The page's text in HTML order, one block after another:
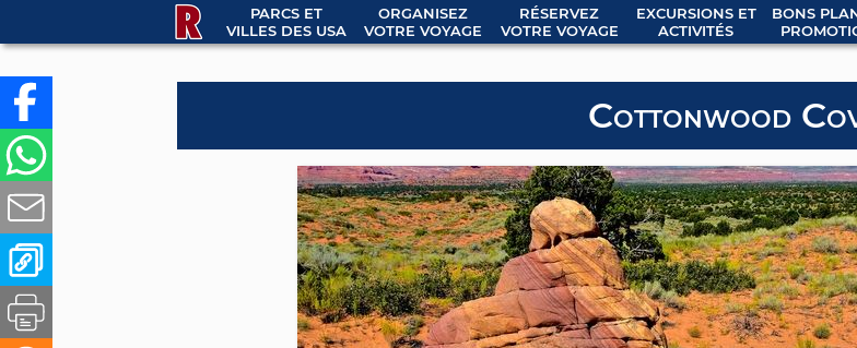
PARCS ET
VILLES DES USA
ORGANISEZ
VOTRE VOYAGE
RÉSERVEZ
VOTRE VOYAGE
EXCURSIONS ET
ACTIVITÉS
BONS
Cottonwood